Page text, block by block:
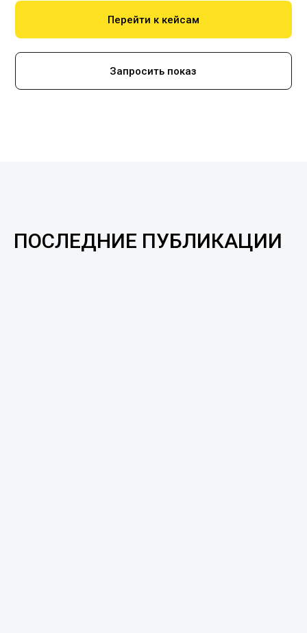
Перейти к кейсам
Запросить показ
ПОСЛЕДНИЕ ПУБЛИКАЦИИ